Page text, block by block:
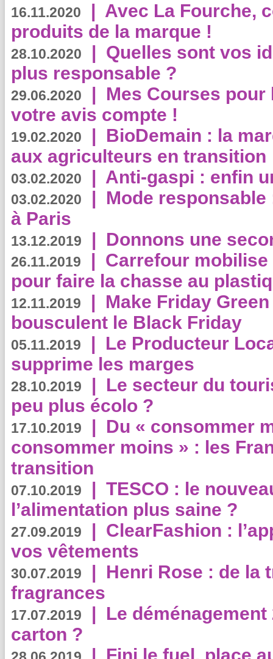
16.11.2020 | Avec La Fourche,
produits de la marque !
28.10.2020 | Quelles sont vos
plus responsable ?
29.06.2020 | Mes Courses pour
votre avis compte !
19.02.2020 | BioDemain : la
aux agriculteurs en transition
03.02.2020 | Anti-gaspi : enfin
03.02.2020 | Mode
à Paris
13.12.2019 | Donnons une
26.11.2019 | Carrefour
pour faire la chasse au
12.11.2019 | Make Friday
bousculent le Black Friday
05.11.2019 | Le Producteur
supprime les marges
28.10.2019 | Le secteur du
peu plus écolo ?
17.10.2019 | Du « consommer
consommer moins » : les
transition
07.10.2019 | TESCO : le
l’alimentation plus saine ?
27.09.2019 | ClearFashion :
vos vêtements
30.07.2019 | Henri Rose : de la
fragrances
17.07.2019 | Le
carton ?